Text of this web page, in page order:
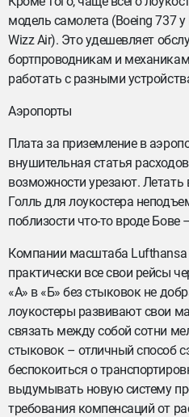
модель самолета (Boeing 737
Wizz Air). Это удешевляет
бортпроводникам и
работать с разными
Аэропорты
Плата за приземление в
внушительная статья
возможности урезают. Летать
Голль для лоукостера
поблизости что-то вроде Бове
Компании масштаба Lufthansa
практически все свои рейсы
«А» в «Б» без стыковок не
лоукостеры развивают свои
связать между собой сотни
стыковок – отличный способ
беспокоиться о
выдумывать новую систему
требования компенсаций от